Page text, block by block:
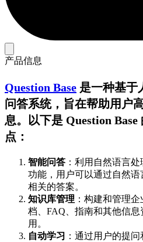
产品信息
Question Base 是一种基于
问答系统，旨在帮助用户
息。以下是 Question
点：
智能问答 ：利用自然语言
功能，用户可以通过自然
相关的答案。
知识库管理 ：构建和管理
档、FAQ、指南和其他信
用。
自动学习 ：通过用户的提